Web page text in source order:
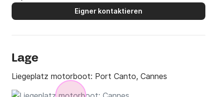
Eigner kontaktieren
Lage
Liegeplatz motorboot: Port Canto, Cannes